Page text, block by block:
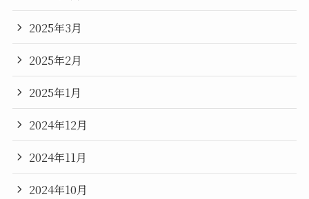
2025年3月
2025年2月
2025年1月
2024年12月
2024年11月
2024年10月